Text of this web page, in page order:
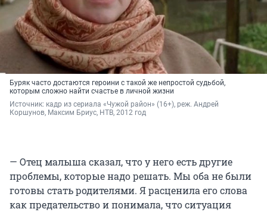
Буряк часто достаются героини с такой же непростой судьбой,
которым сложно найти счастье в личной жизни
Источник: кадр из сериала «Чужой район» (16+), реж. Андрей
Коршунов, Максим Бриус, НТВ, 2012 год
— Отец малыша сказал, что у него есть другие
проблемы, которые надо решать. Мы оба не были
готовы стать родителями. Я расценила его слова
как предательство и понимала, что ситуация